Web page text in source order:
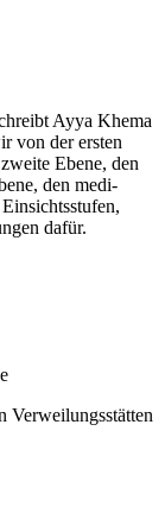
Ayya Khema
von der ersten
Ebene, den
den medi-
dafür.
Verweilungsstätten